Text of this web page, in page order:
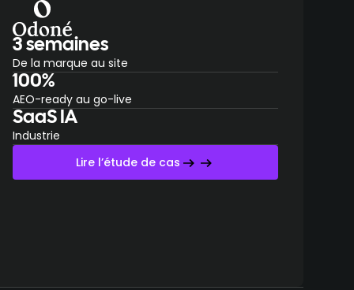
3 semaines
De la marque au site
100%
AEO-ready au go-live
SaaS IA
Industrie
Lire l’étude de cas